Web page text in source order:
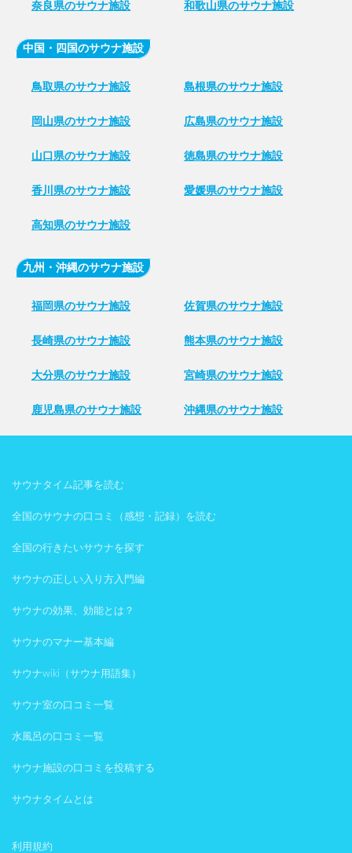
奈良県のサウナ施設 和歌山県のサウナ施設
中国・四国のサウナ施設
鳥取県のサウナ施設 島根県のサウナ施設
岡山県のサウナ施設 広島県のサウナ施設
山口県のサウナ施設 徳島県のサウナ施設
香川県のサウナ施設 愛媛県のサウナ施設
高知県のサウナ施設
九州・沖縄のサウナ施設
福岡県のサウナ施設 佐賀県のサウナ施設
長崎県のサウナ施設 熊本県のサウナ施設
大分県のサウナ施設 宮崎県のサウナ施設
鹿児島県のサウナ施設 沖縄県のサウナ施設
サウナタイム記事を読む
全国のサウナの口コミ（感想・記録）を読む
全国の行きたいサウナを探す
サウナの正しい入り方入門編
サウナの効果、効能とは？
サウナのマナー基本編
サウナwiki（サウナ用語集）
サウナ室の口コミ一覧
水風呂の口コミ一覧
サウナ施設の口コミを投稿する
サウナタイムとは
利用規約